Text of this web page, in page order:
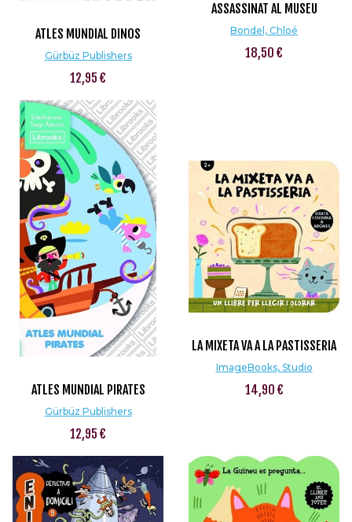
ATLES MUNDIAL DINOS
Gürbüz Publishers
12,95 €
ASSASSINAT AL MUSEU
Bondel, Chloé
18,50 €
ATLES MUNDIAL PIRATES
Gürbüz Publishers
12,95 €
LA MIXETA VA A LA PASTISSERIA
ImageBooks, Studio
14,90 €